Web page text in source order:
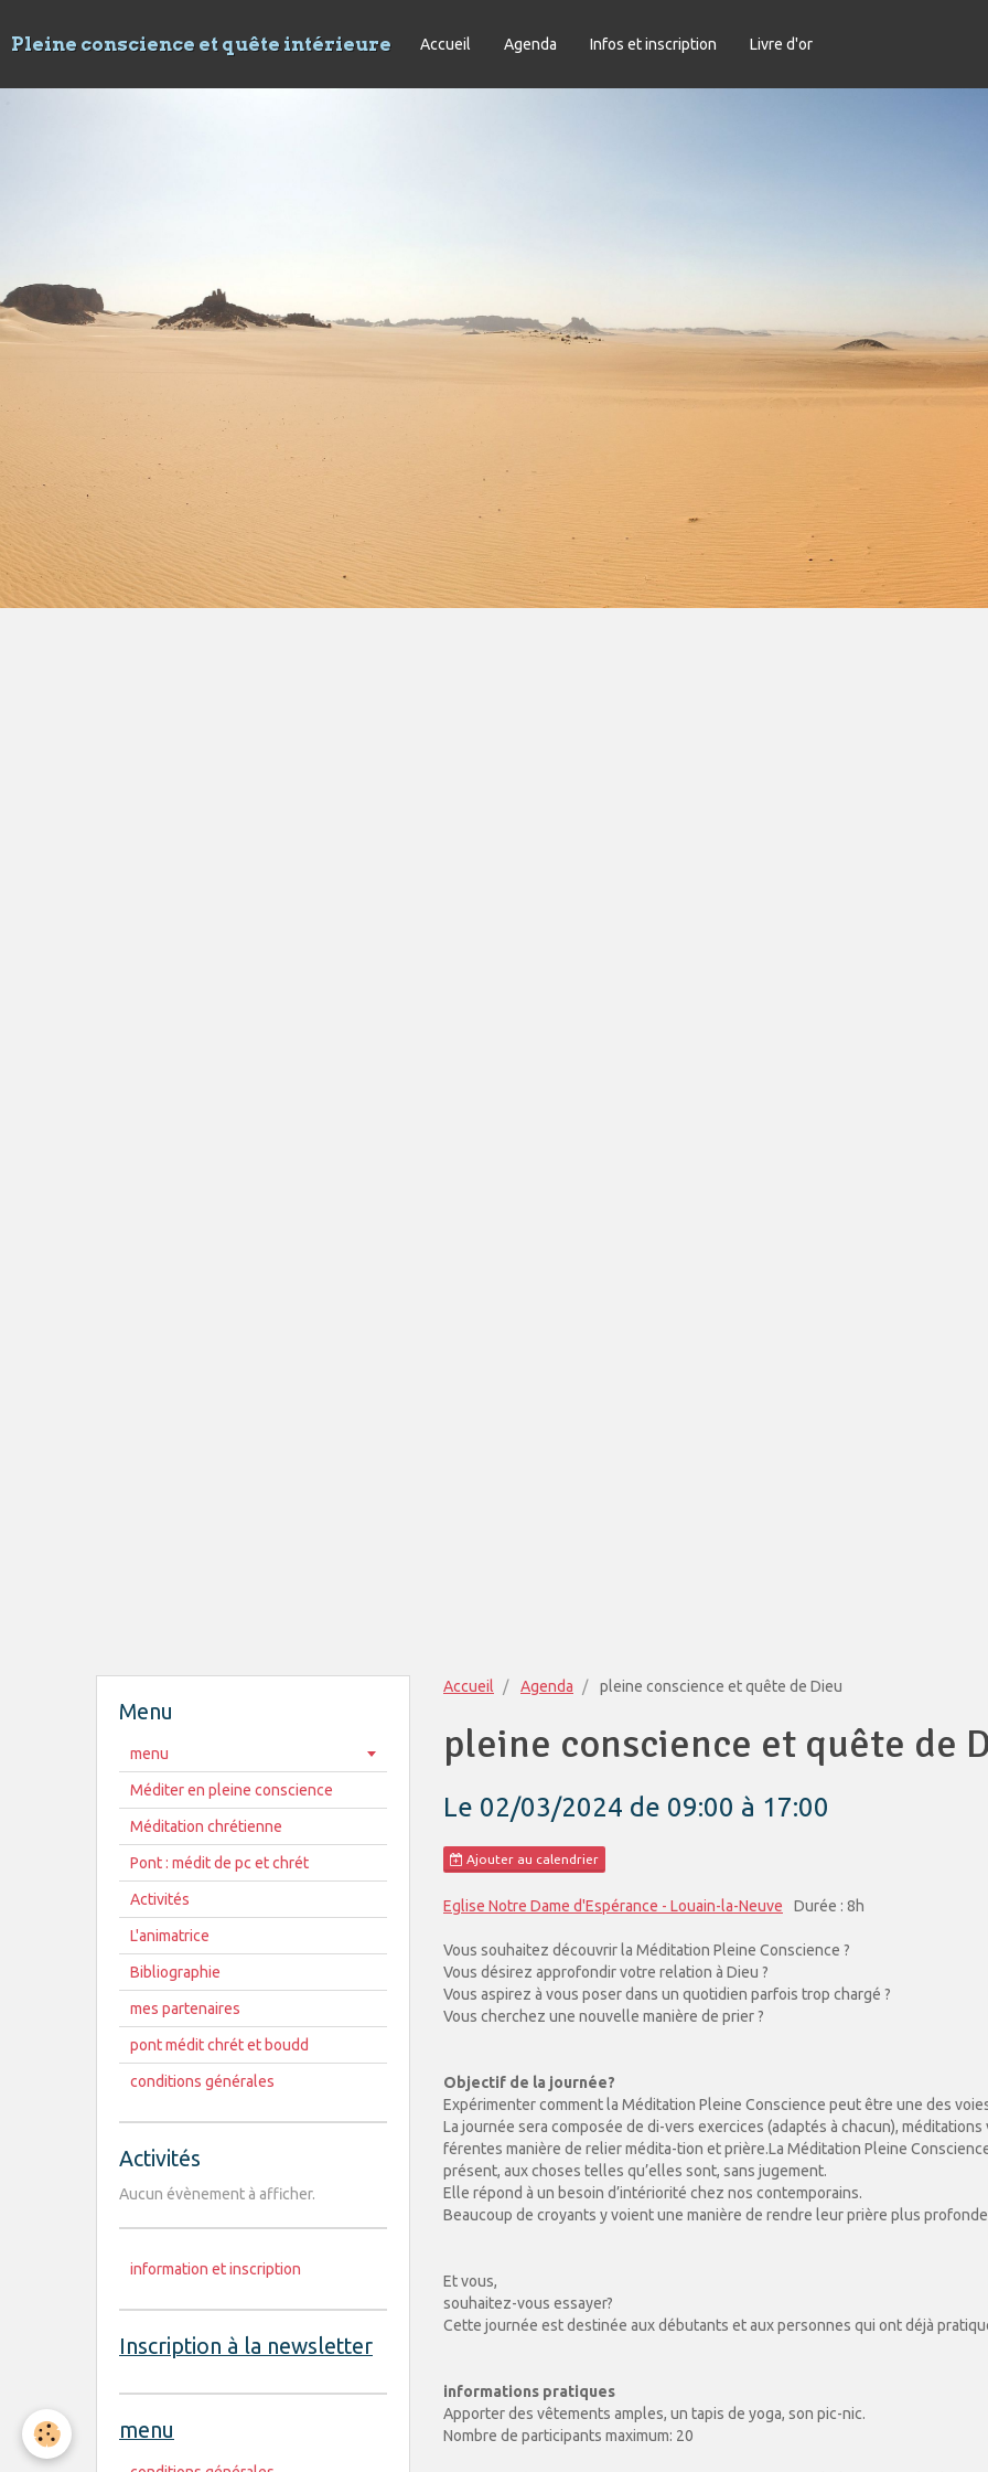
Pleine conscience et quête intérieure Accueil Agenda Infos et inscription Livre d'or
Accueil Agenda pleine conscience et quête de Dieu
pleine conscience et quête de
Le 02/03/2024 de 09:00 à 17:00
Ajouter au calendrier
Eglise Notre Dame d'Espérance - Louain-la-Neuve Durée : 8h
Vous souhaitez découvrir la Méditation Pleine Conscience ?
Vous désirez approfondir votre relation à Dieu ?
Vous aspirez à vous poser dans un quotidien parfois trop chargé ?
Vous cherchez une nouvelle manière de prier ?
Objectif de la journée?
Expérimenter comment la Méditation Pleine Conscience peut être une des
La journée sera composée de di-vers exercices (adaptés à chacun),
férentes manière de relier médita-tion et prière.La Méditation Pleine
présent, aux choses telles qu’elles sont, sans jugement.
Elle répond à un besoin d’intériorité chez nos contemporains.
Beaucoup de croyants y voient une manière de rendre leur prière plus
Et vous,
souhaitez-vous essayer?
Cette journée est destinée aux débutants et aux personnes qui ont déjà
informations pratiques
Apporter des vêtements amples, un tapis de yoga, son pic-nic.
Nombre de participants maximum: 20
Menu
menu
Méditer en pleine conscience
Méditation chrétienne
Pont : médit de pc et chrét
Activités
L'animatrice
Bibliographie
mes partenaires
pont médit chrét et boudd
conditions générales
Activités
Aucun évènement à afficher.
information et inscription
Inscription à la newsletter
menu